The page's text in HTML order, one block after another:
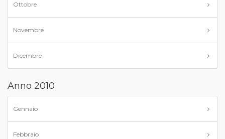
Ottobre
Novembre
Dicembre
Anno 2010
Gennaio
Febbraio